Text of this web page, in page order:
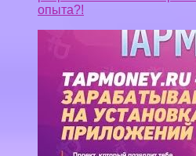
опыта?!